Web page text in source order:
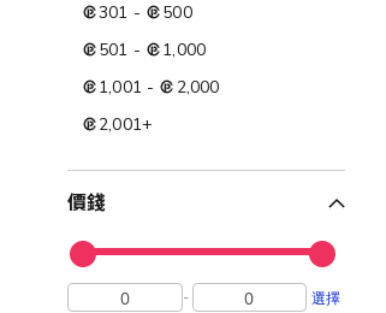
301 -
500
501 -
1,000
1,001 -
2,000
2,001+
價錢
- 選擇